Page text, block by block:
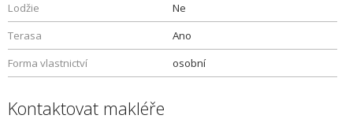
Lodžie
Ne
Terasa
Ano
Forma vlastnictví
osobní
Kontaktovat makléře